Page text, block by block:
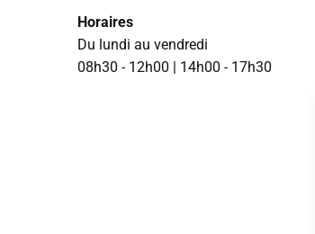
Horaires
Du lundi au vendredi
08h30 - 12h00 | 14h00 - 17h30